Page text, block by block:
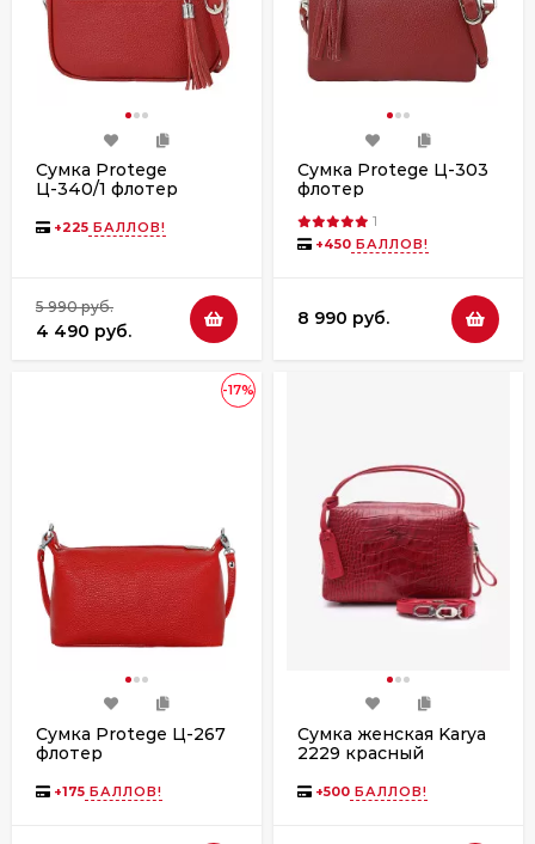
Сумка Protege
Ц-340/1 флотер
+225 БАЛЛОВ!
5 990 руб.
4 490 руб.
Сумка Protege Ц-303
флотер
1
+450 БАЛЛОВ!
8 990 руб.
-17%
Сумка Protege Ц-267
флотер
+175 БАЛЛОВ!
Сумка женская Karya
2229 красный
+500 БАЛЛОВ!